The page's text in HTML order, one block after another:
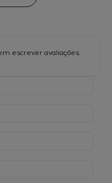
escrever avaliações.